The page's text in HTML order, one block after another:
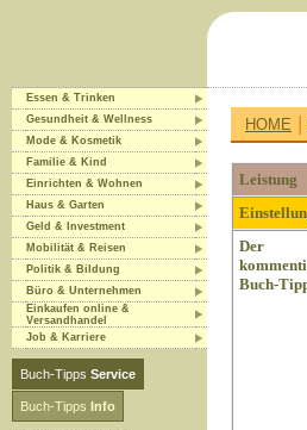
Essen & Trinken
Gesundheit & Wellness
Mode & Kosmetik
Familie & Kind
Einrichten & Wohnen
Haus & Garten
Geld & Investment
Mobilität & Reisen
Politik & Bildung
Büro & Unternehmen
Einkaufen online &
Versandhandel
Job & Karriere
Buch-Tipps Service
Buch-Tipps Info
HOME |
Leistung
Der
Buch-